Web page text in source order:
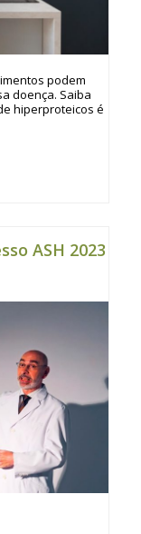
podem
doença. Saiba
hiperproteicos é
ASH 2023